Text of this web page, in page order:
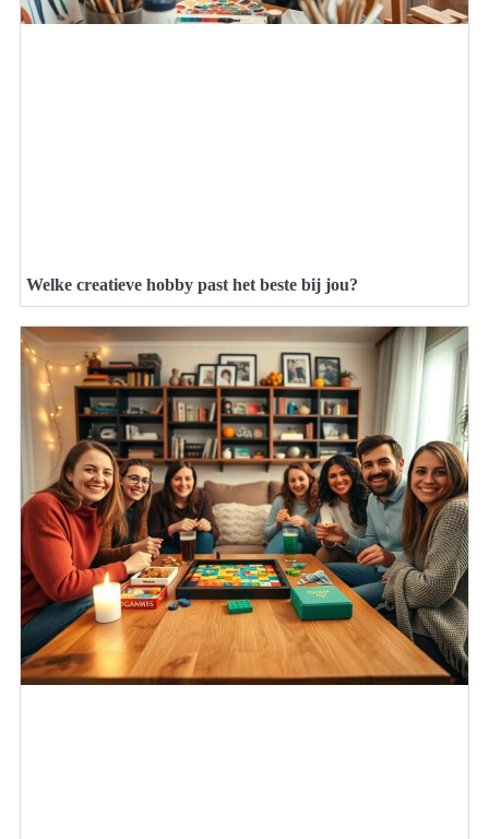
Welke creatieve hobby past het beste bij jou?